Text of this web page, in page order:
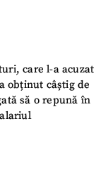
care l-a acuzat
obținut câștig de
să o repună în